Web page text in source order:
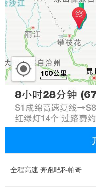
全程高速 奔跑吧科帕奇